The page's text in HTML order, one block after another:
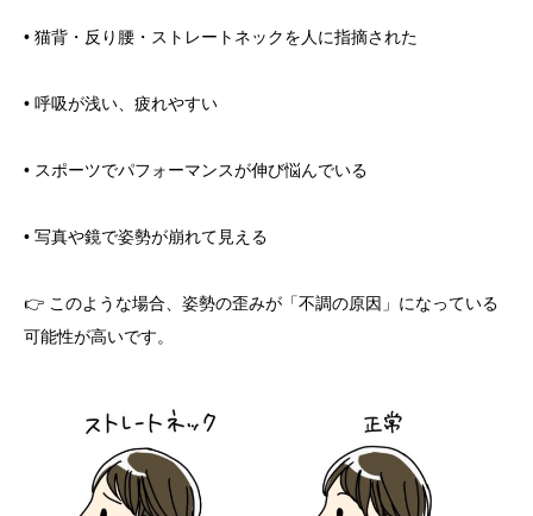
• 猫背・反り腰・ストレートネックを人に指摘された
• 呼吸が浅い、疲れやすい
• スポーツでパフォーマンスが伸び悩んでいる
• 写真や鏡で姿勢が崩れて見える
👉 このような場合、姿勢の歪みが「不調の原因」になっている
可能性が高いです。